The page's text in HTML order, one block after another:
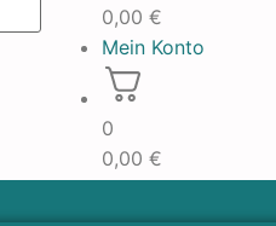
0,00 €
Mein Konto
0
0,00 €